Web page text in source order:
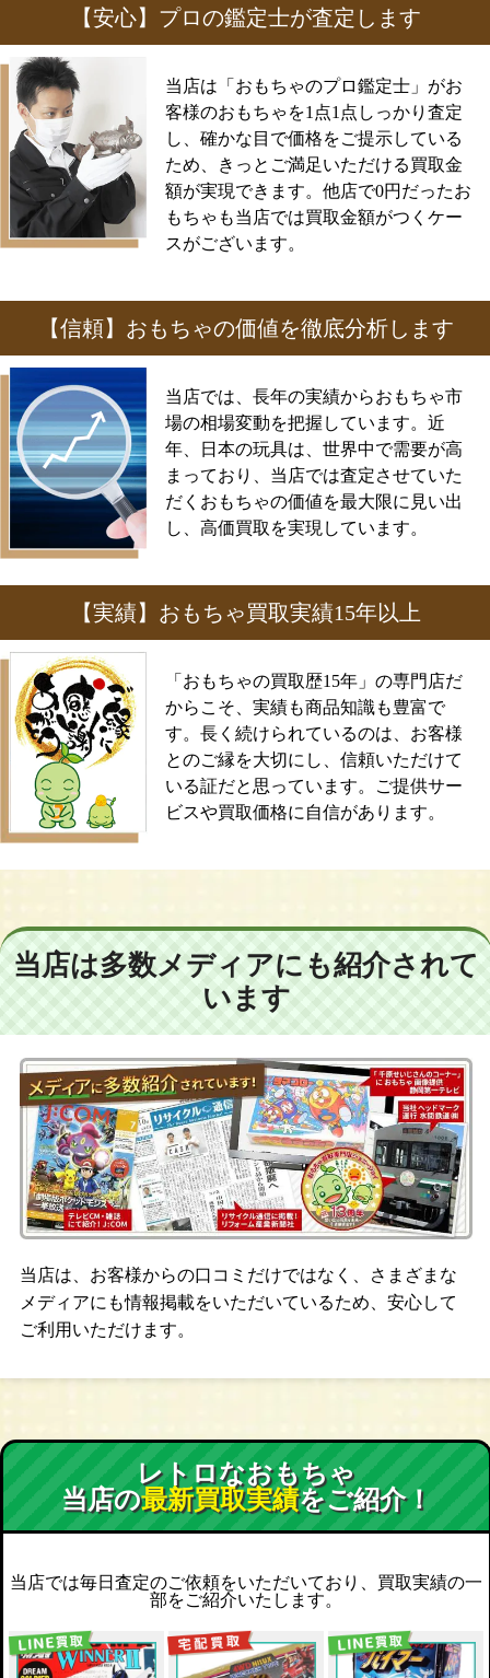
【安心】プロの鑑定士が査定します
当店は「おもちゃのプロ鑑定士」がお
客様のおもちゃを1点1点しっかり査定
し、確かな目で価格をご提示している
ため、きっとご満足いただける買取金
額が実現できます。他店で0円だったお
もちゃも当店では買取金額がつくケー
スがございます。
【信頼】おもちゃの価値を徹底分析します
当店では、長年の実績からおもちゃ市
場の相場変動を把握しています。近
年、日本の玩具は、世界中で需要が高
まっており、当店では査定させていた
だくおもちゃの価値を最大限に見い出
し、高価買取を実現しています。
【実績】おもちゃ買取実績15年以上
「おもちゃの買取歴15年」の専門店だ
からこそ、実績も商品知識も豊富で
す。長く続けられているのは、お客様
とのご縁を大切にし、信頼いただけて
いる証だと思っています。ご提供サー
ビスや買取価格に自信があります。
当店は多数メディアにも紹介されて
います
当店は、お客様からの口コミだけではなく、さまざまな
メディアにも情報掲載をいただいているため、安心して
ご利用いただけます。
レトロなおもちゃ
当店の最新買取実績をご紹介！
当店では毎日査定のご依頼をいただいており、買取実績の一
部をご紹介いたします。